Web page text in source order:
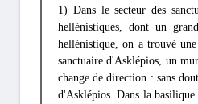
1) Dans le secteur des
hellénistiques, dont un
hellénistique, on a trouvé
sanctuaire d'Asklépios, un
change de direction : sans
d'Asklépios. Dans la